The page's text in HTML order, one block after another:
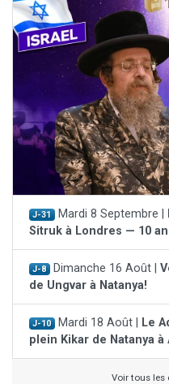
J-31 Mardi 8 Septembre |
Sitruk à Londres — 10
J-8 Dimanche 16 Août |
de Ungvar à Natanya!
J-10 Mardi 18 Août |
Le
plein Kikar de Natanya à
Voir tous les